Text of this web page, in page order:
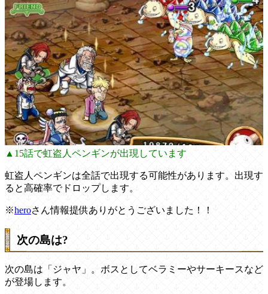
▲15話で虹盗人ペンギンが出現しています
虹盗人ペンギンは全話で出現する可能性があります。出現す
ると高確率でドロップします。
※heroさん情報提供ありがとうございました！！
次の島は?
次の島は「ジャヤ」。ボスとしてベラミーやサーキースなど
が登場します。